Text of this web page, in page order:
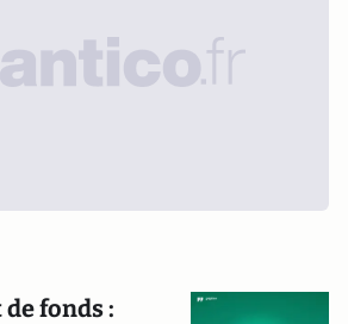
fonds :